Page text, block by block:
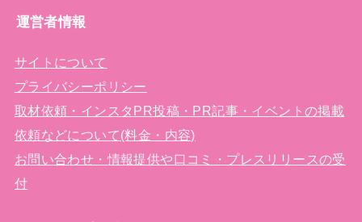
運営者情報
サイトについて
プライバシーポリシー
取材依頼・インスタPR投稿・PR記事・イベントの掲載
依頼などについて(料金・内容)
お問い合わせ・情報提供や口コミ・プレスリリースの受
付